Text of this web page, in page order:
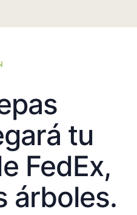
tu
FedEx,
árboles.